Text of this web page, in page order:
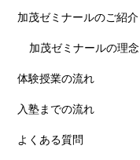
加茂ゼミナールのご紹介
加茂ゼミナールの理念
体験授業の流れ
入塾までの流れ
よくある質問